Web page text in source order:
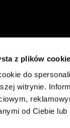
z plików cookie
do
witrynie.
od Ciebie